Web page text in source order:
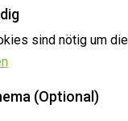
sind nötig um
(Optional)